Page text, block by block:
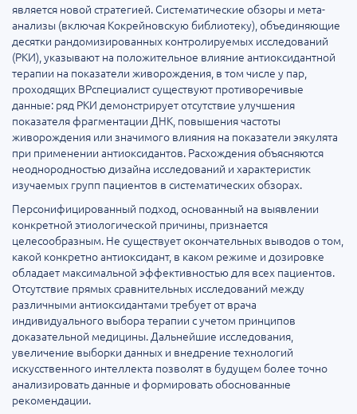
является новой стратегией. Систематические обзоры и мета-
анализы (включая Кокрейновскую библиотеку), объединяющие
десятки рандомизированных контролируемых исследований
(РКИ), указывают на положительное влияние антиоксидантной
терапии на показатели живорождения, в том числе у пар,
проходящих ВРспециалист существуют противоречивые
данные: ряд РКИ демонстрирует отсутствие улучшения
показателя фрагментации ДНК, повышения частоты
живорождения или значимого влияния на показатели эякулята
при применении антиоксидантов. Расхождения объясняются
неоднородностью дизайна исследований и характеристик
изучаемых групп пациентов в систематических обзорах.
Персонифицированный подход, основанный на выявлении
конкретной этиологической причины, признается
целесообразным. Не существует окончательных выводов о том,
какой конкретно антиоксидант, в каком режиме и дозировке
обладает максимальной эффективностью для всех пациентов.
Отсутствие прямых сравнительных исследований между
различными антиоксидантами требует от врача
индивидуального выбора терапии с учетом принципов
доказательной медицины. Дальнейшие исследования,
увеличение выборки данных и внедрение технологий
искусственного интеллекта позволят в будущем более точно
анализировать данные и формировать обоснованные
рекомендации.